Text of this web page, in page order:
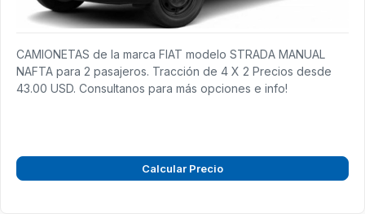
CAMIONETAS de la marca FIAT modelo STRADA MANUAL
NAFTA para 2 pasajeros. Tracción de 4 X 2 Precios desde
43.00 USD. Consultanos para más opciones e info!
Calcular Precio